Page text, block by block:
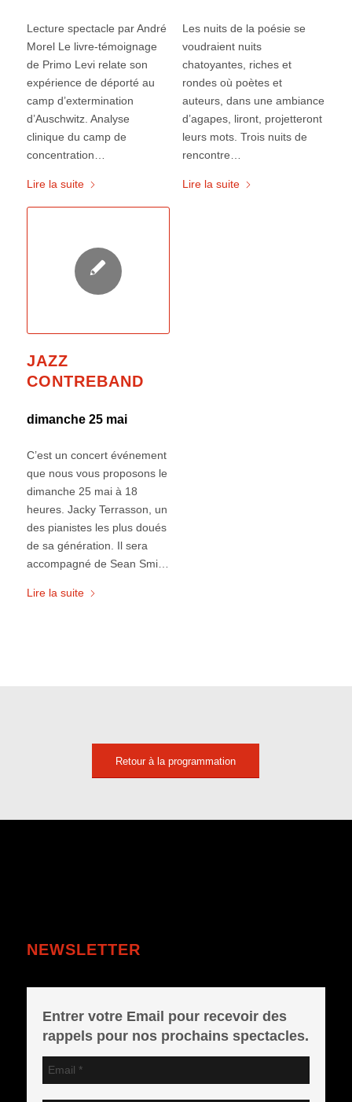
Lecture spectacle par André
Morel Le livre-témoignage
de Primo Levi relate son
expérience de déporté au
camp d’extermination
d’Auschwitz. Analyse
clinique du camp de
concentration…
Lire la suite
Les nuits de la poésie se
voudraient nuits
chatoyantes, riches et
rondes où poètes et
auteurs, dans une ambiance
d’agapes, liront, projetteront
leurs mots. Trois nuits de
rencontre…
Lire la suite
JAZZ
CONTREBAND
dimanche 25 mai
C’est un concert événement
que nous vous proposons le
dimanche 25 mai à 18
heures. Jacky Terrasson, un
des pianistes les plus doués
de sa génération. Il sera
accompagné de Sean Smi…
Lire la suite
Retour à la programmation
NEWSLETTER
Entrer votre Email pour recevoir des
rappels pour nos prochains spectacles.